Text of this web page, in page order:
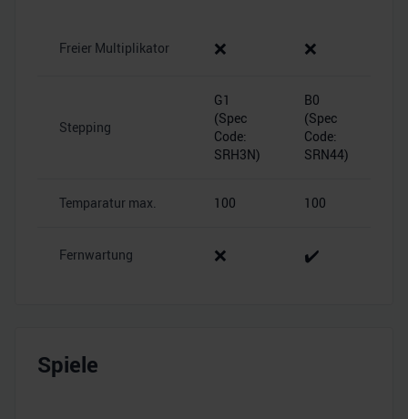
Freier Multiplikator ❌ ❌
Stepping
G1
(Spec
Code:
SRH3N)
B0
(Spec
Code:
SRN44)
Temparatur max. 100 100
Fernwartung ❌ ✔️
Spiele